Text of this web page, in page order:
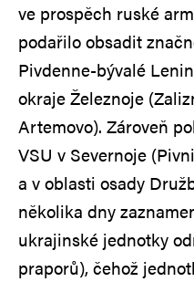
ve prospěch ruské
podařilo obsadit
Pivdenne-bývalé
okraje Železnoje
Artemovo). Zároveň
VSU v Severnoje
a v oblasti osady
několika dny
ukrajinské jednotky
praporů), čehož